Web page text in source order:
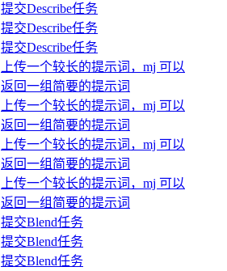
提交Describe任务
提交Describe任务
提交Describe任务
上传一个较长的提示词，mj 可以
返回一组简要的提示词
上传一个较长的提示词，mj 可以
返回一组简要的提示词
上传一个较长的提示词，mj 可以
返回一组简要的提示词
上传一个较长的提示词，mj 可以
返回一组简要的提示词
提交Blend任务
提交Blend任务
提交Blend任务